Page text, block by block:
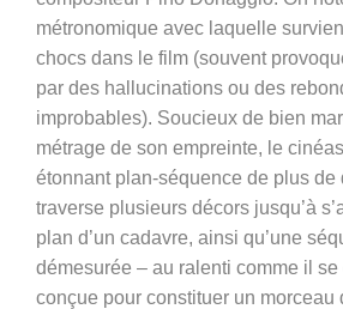
métronomique avec laquelle
chocs dans le film (souvent
par des hallucinations ou des
improbables). Soucieux de bien
métrage de son empreinte, le
étonnant plan-séquence de plus de
traverse plusieurs décors jusqu’à
plan d’un cadavre, ainsi qu’une
démesurée – au ralenti comme il
conçue pour constituer un morceau